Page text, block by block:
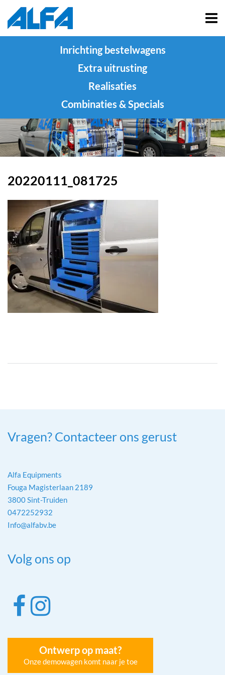
Inrichting bestelwagens
Extra uitrusting
Realisaties
Combinaties & Specials
20220111_081725
Vragen? Contacteer ons gerust
Alfa Equipments
Fouga Magisterlaan 2189
3800 Sint-Truiden
0472252932
Info@alfabv.be
Volg ons op
Ontwerp op maat?
Onze demowagen komt naar je toe